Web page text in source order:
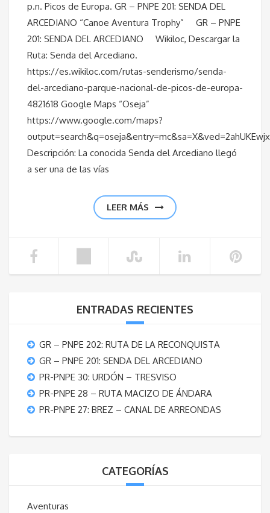
p.n. Picos de Europa. GR – PNPE 201: SENDA DEL
ARCEDIANO “Canoe Aventura Trophy” GR – PNPE
201: SENDA DEL ARCEDIANO Wikiloc, Descargar la
Ruta: Senda del Arcediano.
https://es.wikiloc.com/rutas-senderismo/senda-
del-arcediano-parque-nacional-de-picos-de-europa-
4821618 Google Maps “Oseja”
https://www.google.com/maps?
Descripción: La conocida Senda del Arcediano llegó
a ser una de las vías
LEER MÁS
ENTRADAS RECIENTES
GR – PNPE 202: RUTA DE LA RECONQUISTA
GR – PNPE 201: SENDA DEL ARCEDIANO
PR-PNPE 30: URDÓN – TRESVISO
PR-PNPE 28 – RUTA MACIZO DE ÁNDARA
PR-PNPE 27: BREZ – CANAL DE ARREONDAS
CATEGORÍAS
Aventuras